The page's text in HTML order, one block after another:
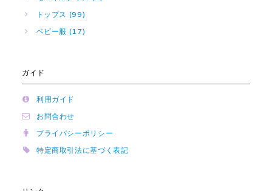
トップス (99)
ベビー服 (17)
ガイド
利用ガイド
お問合わせ
プライバシーポリシー
特定商取引法に基づく表記